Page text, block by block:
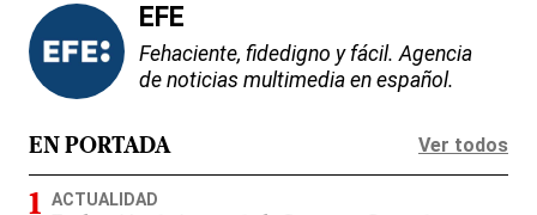
EFE
Fehaciente, fidedigno y fácil. Agencia
de noticias multimedia en español.
EN PORTADA Ver todos
ACTUALIDAD